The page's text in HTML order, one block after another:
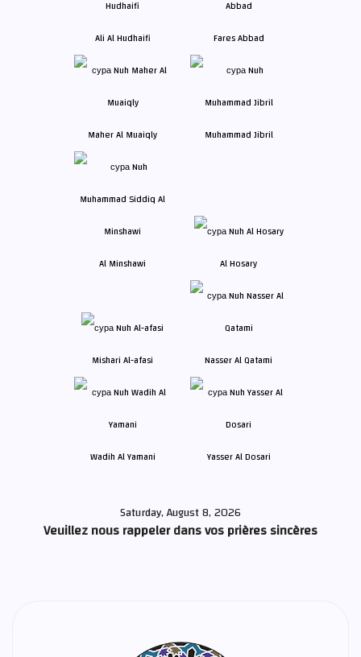
Ali Al Hudhaifi Fares Abbad
Maher Al Muaiqly Muhammad Jibril
Al Minshawi Al Hosary
Mishari Al-afasi Nasser Al Qatami
Wadih Al Yamani Yasser Al Dosari
Saturday, August 8, 2026
Veuillez nous rappeler dans vos prières sincères